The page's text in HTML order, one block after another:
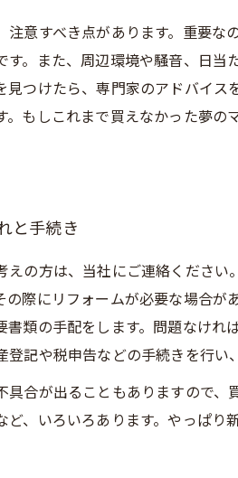
注意すべき点があります。重要
す。また、周辺環境や騒音、日
見つけたら、専門家のアドバイ
。もしこれまで買えなかった夢
と手続き
えの方は、当社にご連絡くださ
の際にリフォームが必要な場合
書類の手配をします。問題なけ
登記や税申告などの手続きを行い
具合が出ることもありますので
ど、いろいろあります。やっぱ